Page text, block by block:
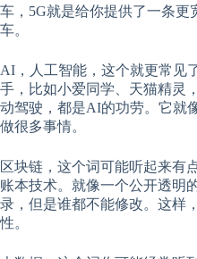
车，5G就是给你提供了一条
车。
AI，人工智能，这个就更常见
手，比如小爱同学、天猫精灵
动驾驶，都是AI的功劳。它就
做很多事情。
区块链，这个词可能听起来有
账本技术。就像一个公开透明
录，但是谁都不能修改。这样
性。